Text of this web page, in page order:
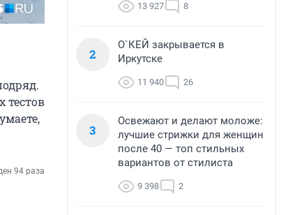
тестов
94 раза
13 927 8
2
О`КЕЙ закрывается в
Иркутске
11 940 26
3
Освежают и делают моложе:
лучшие стрижки для женщин
после 40 — топ стильных
вариантов от стилиста
9 398 2